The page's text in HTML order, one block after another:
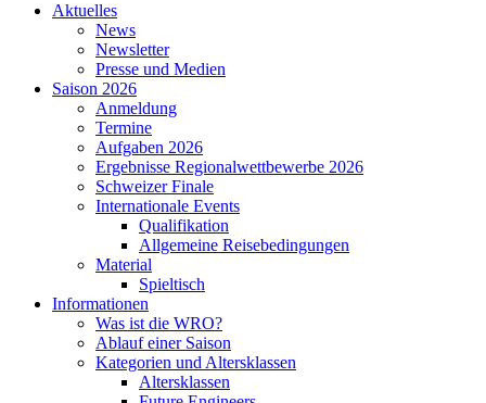
Aktuelles
News
Newsletter
Presse und Medien
Saison 2026
Anmeldung
Termine
Aufgaben 2026
Ergebnisse Regionalwettbewerbe 2026
Schweizer Finale
Internationale Events
Qualifikation
Allgemeine Reisebedingungen
Material
Spieltisch
Informationen
Was ist die WRO?
Ablauf einer Saison
Kategorien und Altersklassen
Altersklassen